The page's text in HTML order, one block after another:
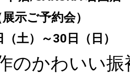
示ご予約会）
土）～30日（日）
のかわいい